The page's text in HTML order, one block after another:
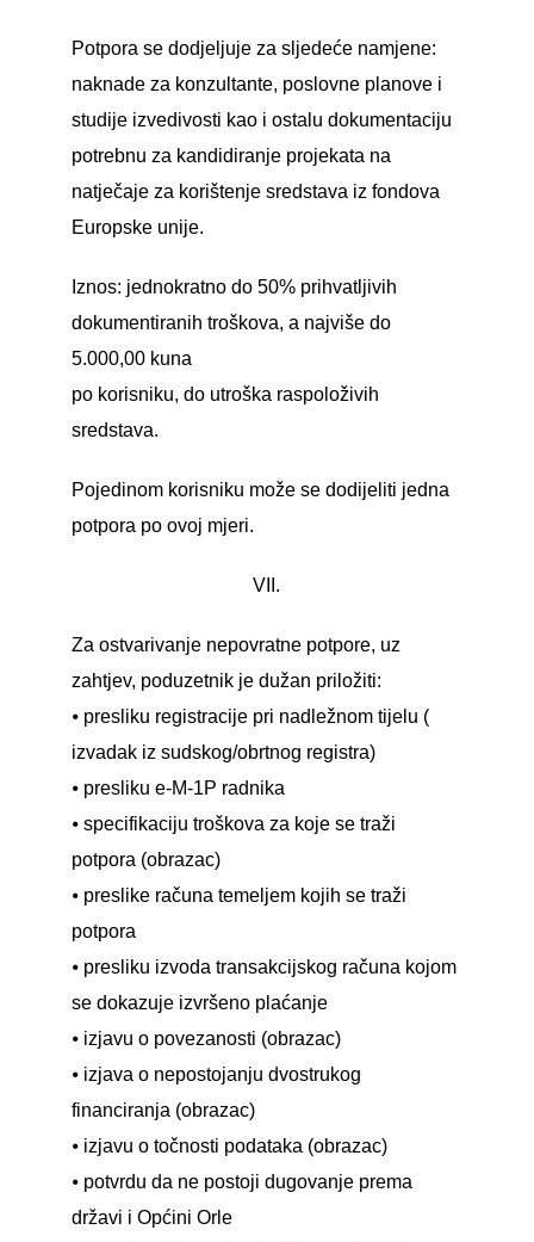
Potpora se dodjeljuje za sljedeće namjene:
naknade za konzultante, poslovne planove i
studije izvedivosti kao i ostalu dokumentaciju
potrebnu za kandidiranje projekata na
natječaje za korištenje sredstava iz fondova
Europske unije.
Iznos: jednokratno do 50% prihvatljivih
dokumentiranih troškova, a najviše do
5.000,00 kuna
po korisniku, do utroška raspoloživih
sredstava.
Pojedinom korisniku može se dodijeliti jedna
potpora po ovoj mjeri.
VII.
Za ostvarivanje nepovratne potpore, uz
zahtjev, poduzetnik je dužan priložiti:
⦁ presliku registracije pri nadležnom tijelu (
izvadak iz sudskog/obrtnog registra)
⦁ presliku e-M-1P radnika
⦁ specifikaciju troškova za koje se traži
potpora (obrazac)
⦁ preslike računa temeljem kojih se traži
potpora
⦁ presliku izvoda transakcijskog računa kojom
se dokazuje izvršeno plaćanje
⦁ izjavu o povezanosti (obrazac)
⦁ izjava o nepostojanju dvostrukog
financiranja (obrazac)
⦁ izjavu o točnosti podataka (obrazac)
⦁ potvrdu da ne postoji dugovanje prema
državi i Općini Orle